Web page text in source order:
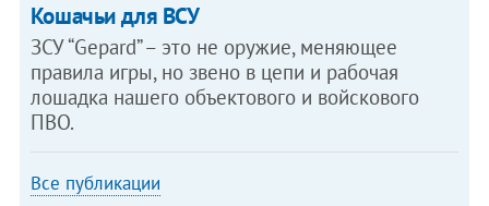
Кошачьи для ВСУ
ЗСУ “Gepard” – это не оружие, меняющее
правила игры, но звено в цепи и рабочая
лошадка нашего объектового и войскового
ПВО.
Все публикации